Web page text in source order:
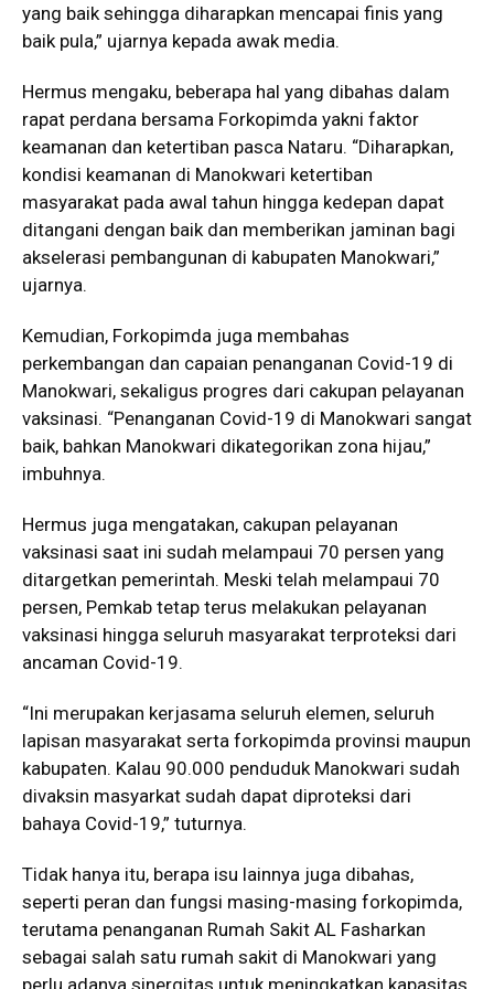
yang baik sehingga diharapkan mencapai finis yang
baik pula,” ujarnya kepada awak media.
Hermus mengaku, beberapa hal yang dibahas dalam
rapat perdana bersama Forkopimda yakni faktor
keamanan dan ketertiban pasca Nataru. “Diharapkan,
kondisi keamanan di Manokwari ketertiban
masyarakat pada awal tahun hingga kedepan dapat
ditangani dengan baik dan memberikan jaminan bagi
akselerasi pembangunan di kabupaten Manokwari,”
ujarnya.
Kemudian, Forkopimda juga membahas
perkembangan dan capaian penanganan Covid-19 di
Manokwari, sekaligus progres dari cakupan pelayanan
vaksinasi. “Penanganan Covid-19 di Manokwari sangat
baik, bahkan Manokwari dikategorikan zona hijau,”
imbuhnya.
Hermus juga mengatakan, cakupan pelayanan
vaksinasi saat ini sudah melampaui 70 persen yang
ditargetkan pemerintah. Meski telah melampaui 70
persen, Pemkab tetap terus melakukan pelayanan
vaksinasi hingga seluruh masyarakat terproteksi dari
ancaman Covid-19.
“Ini merupakan kerjasama seluruh elemen, seluruh
lapisan masyarakat serta forkopimda provinsi maupun
kabupaten. Kalau 90.000 penduduk Manokwari sudah
divaksin masyarkat sudah dapat diproteksi dari
bahaya Covid-19,” tuturnya.
Tidak hanya itu, berapa isu lainnya juga dibahas,
seperti peran dan fungsi masing-masing forkopimda,
terutama penanganan Rumah Sakit AL Fasharkan
sebagai salah satu rumah sakit di Manokwari yang
perlu adanya sinergitas untuk meningkatkan kapasitas.